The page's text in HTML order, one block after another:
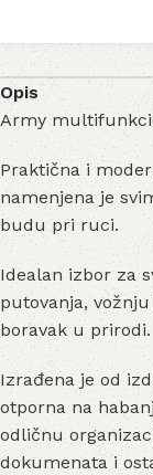
Opis
Army
Praktična i
namenjena je
budu pri ruci.
Idealan izbor za
putovanja,
boravak u prirodi.
Izrađena je od
otporna na
odličnu
dokumenata i